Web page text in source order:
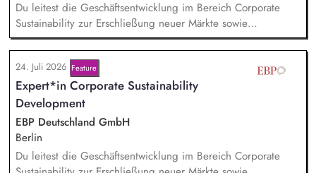
Du leitest die Geschäftsentwicklung im Bereich Corporate
Sustainability zur Erschließung neuer Märkte sowie
Entwicklung von Geschäftsmodellen. Dabei arbeitest du eng
mit einem bestehenden Team zusammen und entwickelst
dieses gemeinsam mit erfahrenen Projektleiter*innen weiter.
Zu Deinen Aufgaben gehören vor allem:
Strategieentwicklung: Entwurf und Umsetzung von
Wachstumsstrategie und Geschäftsmodellen, Trendanalysen:
Frühzeitige Identifikation von Branchen- und
Regulatoriktrends, Partnermanagement: Aufbau von
strategischen Partnerschaften, Kooperationen und
24. Juli 2026 Feature
Expert*in Corporate Sustainability
Development
EBP Deutschland GmbH
Berlin
Du leitest die Geschäftsentwicklung im Bereich Corporate